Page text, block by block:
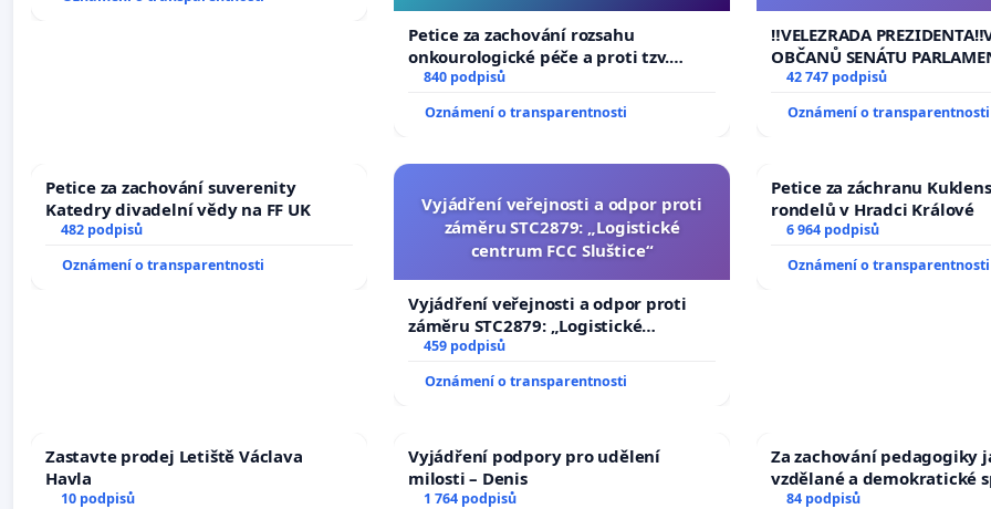
Petice za zachování rozsahu
onkourologické péče a proti tzv.
docentralizaci operačních výkonů
840 podpisů
Oznámení o transparentnosti
na přijetí usnesení k
žaloby na prezidenta
‼️VELEZRADA
OBČANŮ SENÁTU
vyhlášení veřejného
na přijetí usnesení k
42 747 podpisů
Oznámení o transparentnosti
Petice za zachování suverenity
Katedry divadelní vědy na FF UK
482 podpisů
Oznámení o transparentnosti
Vyjádření veřejnosti a odpor proti
záměru STC2879: „Logistické
centrum FCC Sluštice“
Vyjádření veřejnosti a odpor proti
záměru STC2879: „Logistické
centrum FCC Sluštice“
459 podpisů
Oznámení o transparentnosti
Petice za záchranu
rondelů v Hradci Králové
6 964 podpisů
Oznámení o transparentnosti
Zastavte prodej Letiště Václava
Havla
10 podpisů
Vyjádření podpory pro udělení
milosti – Denis
1 764 podpisů
Za zachování pedagogiky
vzdělané a demokratické
84 podpisů